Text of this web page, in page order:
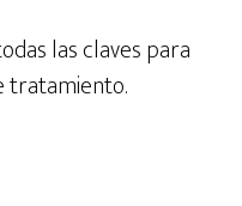
las claves para
tratamiento.